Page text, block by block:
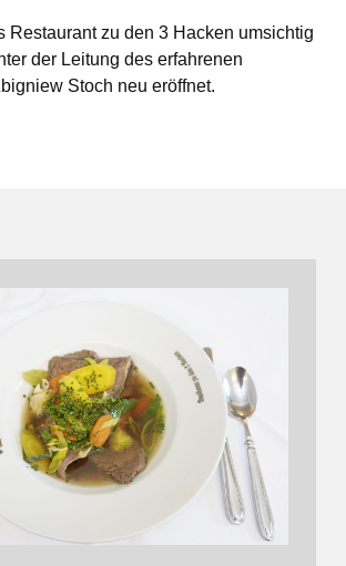
Restaurant zu den 3 Hacken umsichtig
der Leitung des erfahrenen
Stoch neu eröffnet.